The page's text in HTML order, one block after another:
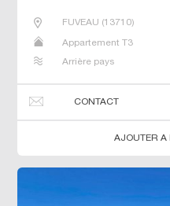
FUVEAU (13710)
Appartement T3
Arrière pays
CONTACT
AJOUTER A